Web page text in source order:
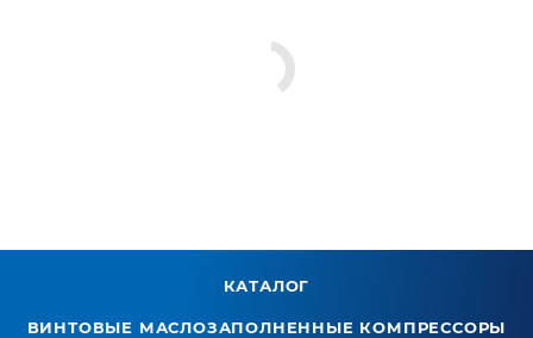
КАТАЛОГ
ВИНТОВЫЕ МАСЛОЗАПОЛНЕННЫЕ КОМПРЕССОРЫ